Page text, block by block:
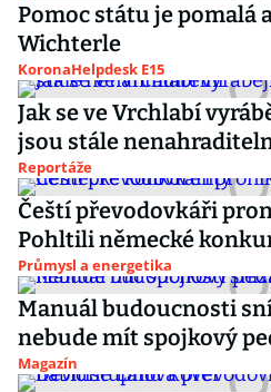
Pomoc státu je pomalá
Wichterle
KoronaHelpdesk E15
Jak se ve Vrchlabí
jsou stále
Reportáže
Čeští převodovkáři
Pohltili německé
Průmysl a energetika
Manuál budoucnosti
nebude mít spojkový
Magazín